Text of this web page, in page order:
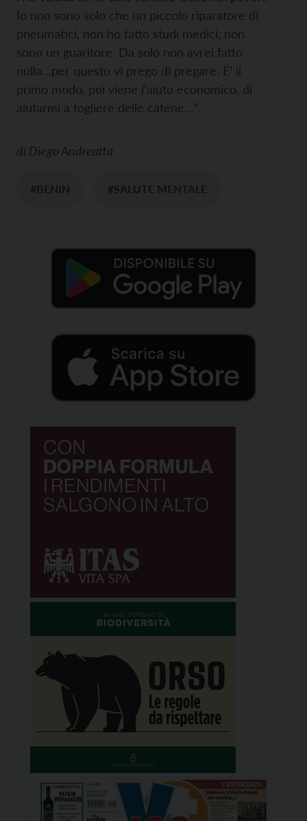
Io non sono solo che un piccolo riparatore di
pneumatici, non ho fatto studi medici, non
sono un guaritore. Da solo non avrei fatto
nulla…per questo vi prego di pregare. E’ il
primo modo, poi viene l’aiuto economico, di
aiutarmi a togliere delle catene…”.
di Diego Andreatta
#BENIN #SALUTE MENTALE